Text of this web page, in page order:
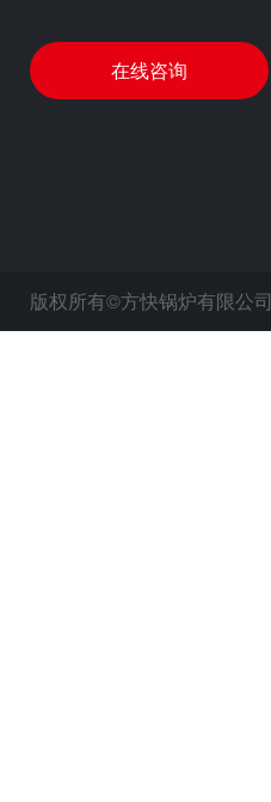
在线咨询
版权所有©方快锅炉有限公司